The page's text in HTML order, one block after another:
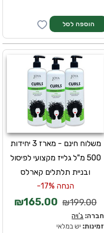
משלוח חינם - מארז 3 יחידות
500 מ"ל גלייז מקצועי לפיסול
ובניית תלתלים קארלס
הנחה 17%-
₪199.00
₪165.00
חברה: ג'ויה
זמינות: יש במלאי